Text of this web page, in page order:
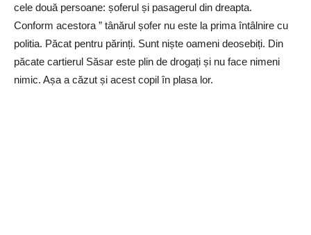
cele două persoane: șoferul și pasagerul din dreapta.
Conform acestora ” tânărul șofer nu este la prima întâlnire cu
politia. Păcat pentru părinți. Sunt niște oameni deosebiți. Din
păcate cartierul Săsar este plin de drogați și nu face nimeni
nimic. Așa a căzut și acest copil în plasa lor.